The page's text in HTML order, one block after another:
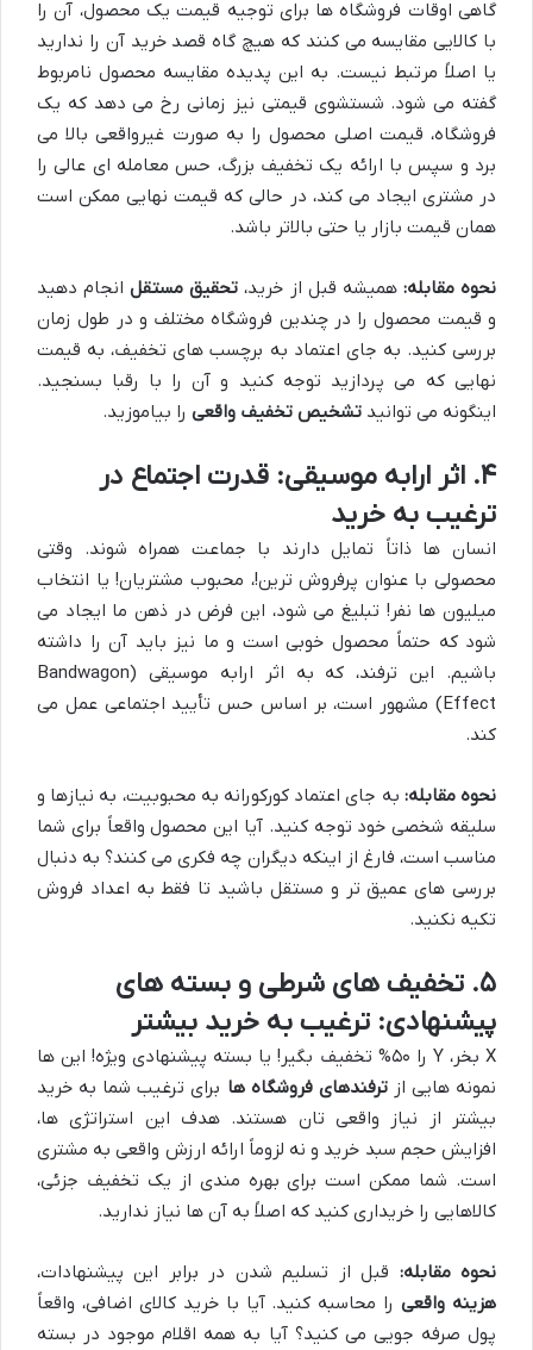
گاهی اوقات فروشگاه ها برای توجیه قیمت یک محصول، آن را
با کالایی مقایسه می کنند که هیچ گاه قصد خرید آن را ندارید
یا اصلاً مرتبط نیست. به این پدیده مقایسه محصول نامربوط
گفته می شود. شستشوی قیمتی نیز زمانی رخ می دهد که یک
فروشگاه، قیمت اصلی محصول را به صورت غیرواقعی بالا می
برد و سپس با ارائه یک تخفیف بزرگ، حس معامله ای عالی را
در مشتری ایجاد می کند، در حالی که قیمت نهایی ممکن است
همان قیمت بازار یا حتی بالاتر باشد.
نحوه مقابله: همیشه قبل از خرید، تحقیق مستقلانجام دهید
و قیمت محصول را در چندین فروشگاه مختلف و در طول زمان
بررسی کنید. به جای اعتماد به برچسب های تخفیف، به قیمت
نهایی که می پردازید توجه کنید و آن را با رقبا بسنجید.
اینگونه می توانید تشخیص تخفیف واقعی را بیاموزید.
۴. اثر ارابه موسیقی: قدرت اجتماع در
ترغیب به خرید
انسان ها ذاتاً تمایل دارند با جماعت همراه شوند. وقتی
محصولی با عنوان پرفروش ترین!، محبوب مشتریان! یا انتخاب
میلیون ها نفر! تبلیغ می شود، این فرض در ذهن ما ایجاد می
شود که حتماً محصول خوبی است و ما نیز باید آن را داشته
باشیم. این ترفند، که به اثر ارابه موسیقی (Bandwagon
Effect) مشهور است، بر اساس حس تأیید اجتماعی عمل می
کند.
نحوه مقابله: به جای اعتماد کورکورانه به محبوبیت، به نیازها و
سلیقه شخصی خود توجه کنید. آیا این محصول واقعاً برای شما
مناسب است، فارغ از اینکه دیگران چه فکری می کنند؟ به دنبال
بررسی های عمیق تر و مستقل باشید تا فقط به اعداد فروش
تکیه نکنید.
۵. تخفیف های شرطی و بسته های
پیشنهادی: ترغیب به خرید بیشتر
X بخر، Y را ۵۰% تخفیف بگیر! یا بسته پیشنهادی ویژه! این ها
نمونه هایی ازترفندهای فروشگاه ها برای ترغیب شما به خرید
بیشتر از نیاز واقعی تان هستند. هدف این استراتژی ها،
افزایش حجم سبد خرید و نه لزوماً ارائه ارزش واقعی به مشتری
است. شما ممکن است برای بهره مندی از یک تخفیف جزئی،
کالاهایی را خریداری کنید که اصلاً به آن ها نیاز ندارید.
نحوه مقابله: قبل از تسلیم شدن در برابر این پیشنهادات،
هزینه واقعیرا محاسبه کنید. آیا با خرید کالای اضافی، واقعاً
پول صرفه جویی می کنید؟ آیا به همه اقلام موجود در بسته